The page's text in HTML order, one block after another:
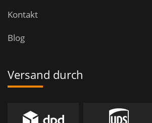
Kontakt
Blog
Versand durch